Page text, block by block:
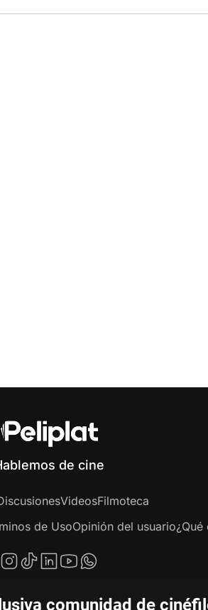
comunidad de
de cine
VideosFilmoteca
de UsoOpinión del usuario¿Qué